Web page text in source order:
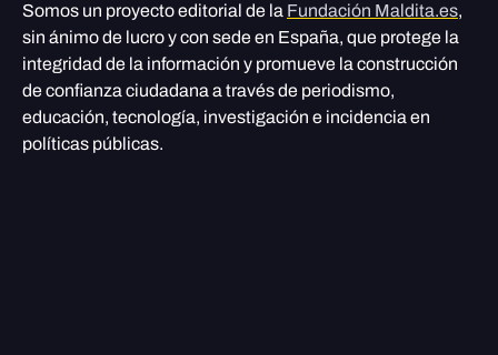
Somos un proyecto editorial de la Fundación Maldita.es,
sin ánimo de lucro y con sede en España, que protege la
integridad de la información y promueve la construcción
de confianza ciudadana a través de periodismo,
educación, tecnología, investigación e incidencia en
políticas públicas.